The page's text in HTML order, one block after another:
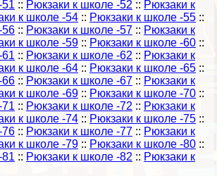
:: Рюкзаки к школе -52 :: Рюкзаки к
к школе -54 :: Рюкзаки к школе -55 ::
56 :: Рюкзаки к школе -57 :: Рюкзаки к
к школе -59 :: Рюкзаки к школе -60 ::
:: Рюкзаки к школе -62 :: Рюкзаки к
к школе -64 :: Рюкзаки к школе -65 ::
66 :: Рюкзаки к школе -67 :: Рюкзаки к
к школе -69 :: Рюкзаки к школе -70 ::
:: Рюкзаки к школе -72 :: Рюкзаки к
к школе -74 :: Рюкзаки к школе -75 ::
76 :: Рюкзаки к школе -77 :: Рюкзаки к
к школе -79 :: Рюкзаки к школе -80 ::
:: Рюкзаки к школе -82 :: Рюкзаки к